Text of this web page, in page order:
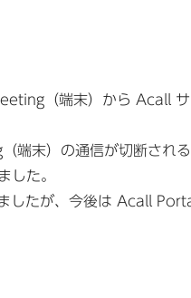
（端末）から Acall サ
端末）の通信が切断され
した。
たが、今後は Acall